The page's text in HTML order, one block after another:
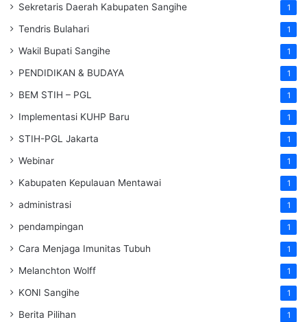
Sekretaris Daerah Kabupaten Sangihe 1
Tendris Bulahari 1
Wakil Bupati Sangihe 1
PENDIDIKAN & BUDAYA 1
BEM STIH – PGL 1
Implementasi KUHP Baru 1
STIH-PGL Jakarta 1
Webinar 1
Kabupaten Kepulauan Mentawai 1
administrasi 1
pendampingan 1
Cara Menjaga Imunitas Tubuh 1
Melanchton Wolff 1
KONI Sangihe 1
Berita Pilihan 1